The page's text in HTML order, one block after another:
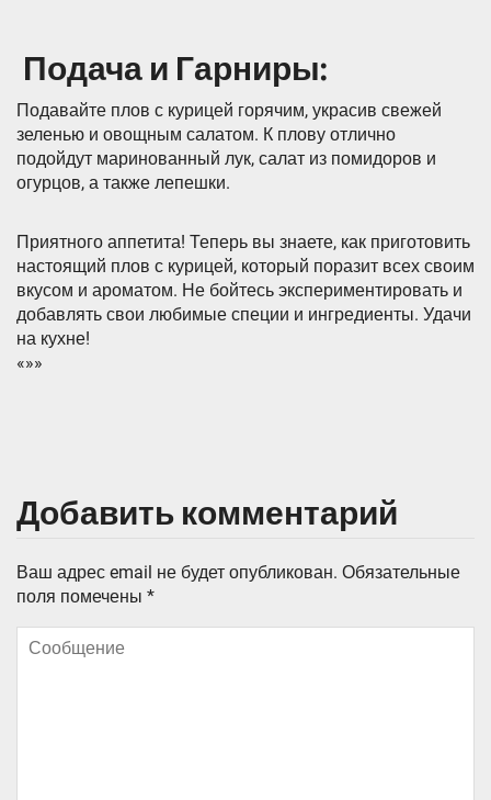
️ Подача и Гарниры:
Подавайте плов с курицей горячим, украсив свежей
зеленью и овощным салатом. К плову отлично
подойдут маринованный лук, салат из помидоров и
огурцов, а также лепешки.
Приятного аппетита! Теперь вы знаете, как приготовить
настоящий плов с курицей, который поразит всех своим
вкусом и ароматом. Не бойтесь экспериментировать и
добавлять свои любимые специи и ингредиенты. Удачи
на кухне!
«»»
Добавить комментарий
Ваш адрес email не будет опубликован. Обязательные
поля помечены *